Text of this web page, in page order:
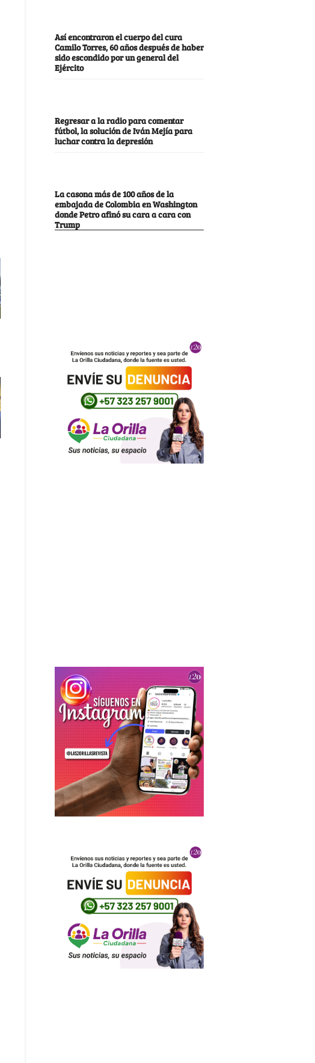
Así encontraron el cuerpo del cura
Camilo Torres, 60 años después de haber
sido escondido por un general del
Ejército
Regresar a la radio para comentar
fútbol, la solución de Iván Mejía para
luchar contra la depresión
La casona más de 100 años de la
embajada de Colombia en Washington
donde Petro afinó su cara a cara con
Trump